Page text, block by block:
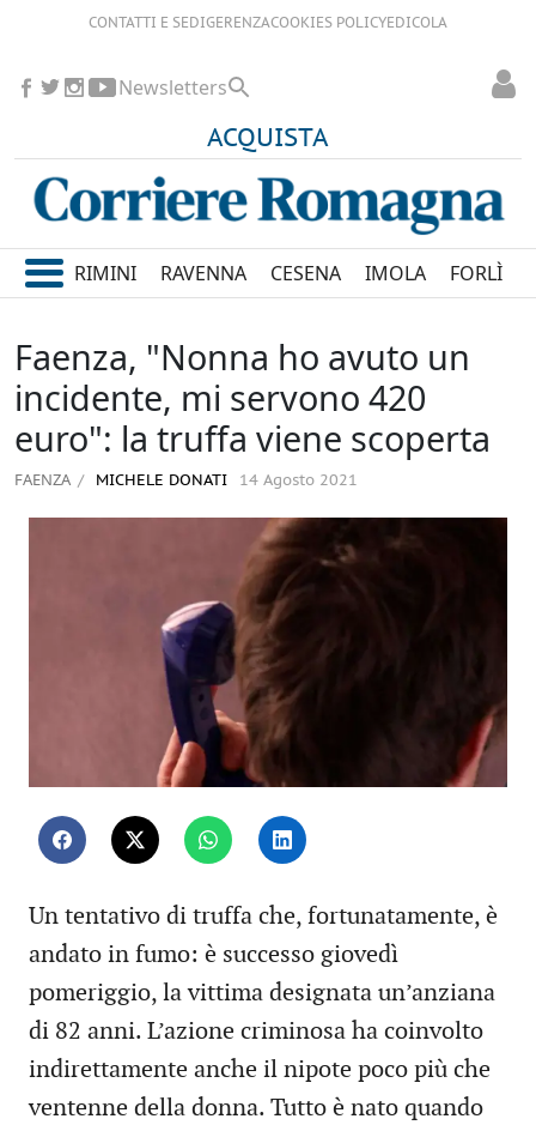
CONTATTI E SEDIGERENZACOOKIES POLICYEDICOLA
ACQUISTA
Newsletters
RIMINI RAVENNA CESENA IMOLA FORLÌ
Faenza, "Nonna ho avuto un
incidente, mi servono 420
euro": la truffa viene scoperta
FAENZA MICHELE DONATI 14 Agosto 2021
Un tentativo di truffa che, fortunatamente, è
andato in fumo: è successo giovedì
pomeriggio, la vittima designata un’anziana
di 82 anni. L’azione criminosa ha coinvolto
indirettamente anche il nipote poco più che
ventenne della donna. Tutto è nato quando